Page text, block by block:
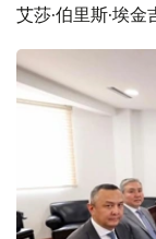
艾莎·伯里斯·埃金